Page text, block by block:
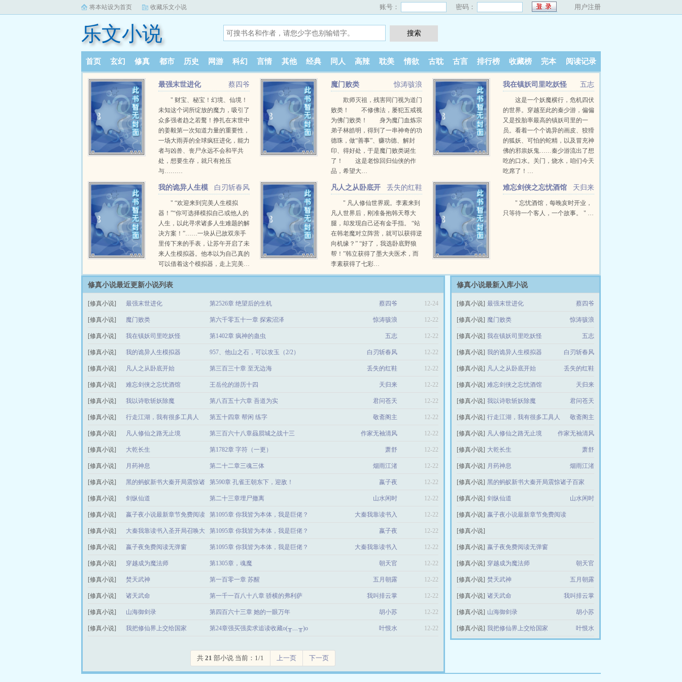
将本站设为首页 收藏乐文小说 账号： 密码： 用户注册
乐文小说
首页 玄幻 修真 都市 历史 网游 科幻 言情 其他 经典 同人 高辣 耽美 情欲 古耽 古言 排行榜 收藏榜 完本 阅读记录
蔡四爷
最强末世进化
" 财宝、秘宝！幻境、仙境！
未知这个词所绽放的魔力，吸引了
众多强者趋之若鹜！挣扎在末世中
的姜毅第一次知道力量的重要性，
一场大雨弄的全球疯狂进化，能力
者与凶兽、丧尸永远不会和平共
处，想要生存，就只有抢压
与………
惊涛骇浪
魔门败类
欺师灭祖，残害同门视为道门
败类！ 不修佛法，屡犯五戒视
为佛门败类！ 身为魔门血炼宗
弟子林皓明，得到了一串神奇的功
德珠，做“善事”、赚功德、解封
印、得好处，于是魔门败类诞生
了！ 这是老惊回归仙侠的作
品，希望大…
五志
我在镇妖司里吃妖怪
这是一个妖魔横行，危机四伏
的世界。穿越至此的秦少游，偏偏
又是投胎率最高的镇妖司里的一
员。看着一个个诡异的画皮、狡猾
的狐妖、可怕的蛇精，以及冒充神
佛的邪祟妖鬼……秦少游流出了想
吃的口水。关门，烧水，咱们今天
吃席了！…
白刃斩春风
我的诡异人生模
拟器" “欢迎来到完美人生模拟
器！”“你可选择模拟自己或他人的
人生，以此寻求诸多人生难题的解
决方案！”……一块从已故双亲手
里传下来的手表，让苏午开启了未
来人生模拟器。他本以为自己真的
可以借着这个模拟器，走上完美…
丢失的红鞋
凡人之从卧底开
" 凡人修仙世界观。李素来到
凡人世界后，刚准备抱韩天尊大
腿，却发现自己还有金手指。 “站
在韩老魔对立阵营，就可以获得逆
向机缘？” “好了，我选卧底野狼
帮！”韩立获得了墨大夫医术，而
李素获得了七彩…
天归来
难忘剑侠之忘忧酒馆
" 忘忧酒馆，每晚亥时开业，
只等待一个客人，一个故事。 " …
修真小说最近更新小说列表
[修真小说] 最强末世进化 第2526章 绝望后的生机 蔡四爷 12-24
[修真小说] 魔门败类 第六千零五十一章 探索沼泽 惊涛骇浪 12-22
[修真小说] 我在镇妖司里吃妖怪 第1402章 疯神的蛊虫 五志 12-22
[修真小说] 我的诡异人生模拟器 957、他山之石，可以攻玉（2/2） 白刃斩春风 12-22
[修真小说] 凡人之从卧底开始 第三百三十章 至无边海 丢失的红鞋 12-22
[修真小说] 难忘剑侠之忘忧酒馆 王岳伦的游历十四 天归来 12-22
[修真小说] 我以诗歌斩妖除魔 第八百五十六章 吾道为实 君问苍天 12-22
[修真小说] 行走江湖，我有很多工具人 第五十四章 帮闲 练字 敬斋阁主 12-22
[修真小说] 凡人修仙之路无止境 第三百六十八章赑屃城之战十三 作家无袖清风 12-22
[修真小说] 大乾长生 第1782章 字符（一更） 萧舒 12-22
[修真小说] 月药神息 第二十二章三魂三体 烟雨江渚 12-22
[修真小说] 黑的蚂蚁新书大秦开局震惊诸
子百家
第590章 孔雀王朝东下，迎敌！ 嬴子夜 12-22
[修真小说] 剑纵仙道 第二十三章埋尸撤离 山水闲时 12-22
[修真小说] 嬴子夜小说最新章节免费阅读 第1095章 你我皆为本体，我是巨佬？ 大秦我靠读书入
圣开局召唤大雪
龙骑
12-22
[修真小说] 大秦我靠读书入圣开局召唤大
雪龙骑小说全文免费阅读
第1095章 你我皆为本体，我是巨佬？ 嬴子夜 12-22
[修真小说] 嬴子夜免费阅读无弹窗 第1095章 你我皆为本体，我是巨佬？ 大秦我靠读书入
圣开局召唤大雪
龙骑
12-22
[修真小说] 穿越成为魔法师 第1305章，魂魔 朝天官 12-22
[修真小说] 焚天武神 第一百零一章 苏醒 五月朝露 12-22
[修真小说] 诸天武命 第一千一百八十八章 骄横的弗利萨 我叫排云掌 12-22
[修真小说] 山海御剑录 第四百六十三章 她的一眼万年 胡小苏 12-22
[修真小说] 我把修仙界上交给国家 第24章强买强卖求追读收藏o(╥﹏╥)o 叶恨水 12-22
共21 部小说 当前：1/1 上一页 下一页
修真小说最新入库小说
[修真小说] 最强末世进化 蔡四爷
[修真小说] 魔门败类 惊涛骇浪
[修真小说] 我在镇妖司里吃妖怪 五志
[修真小说] 我的诡异人生模拟器 白刃斩春风
[修真小说] 凡人之从卧底开始 丢失的红鞋
[修真小说] 难忘剑侠之忘忧酒馆 天归来
[修真小说] 我以诗歌斩妖除魔 君问苍天
[修真小说] 行走江湖，我有很多工具人 敬斋阁主
[修真小说] 凡人修仙之路无止境 作家无袖清风
[修真小说] 大乾长生 萧舒
[修真小说] 月药神息 烟雨江渚
[修真小说] 黑的蚂蚁新书大秦开局震惊诸子百家
嬴子夜
[修真小说] 剑纵仙道 山水闲时
[修真小说] 嬴子夜小说最新章节免费阅读
[修真小说]
大秦我靠读书入圣开局召唤大雪龙骑小说全文免费
阅读
嬴子夜
[修真小说] 嬴子夜免费阅读无弹窗
大秦我靠读书入圣开局召唤大雪龙骑
[修真小说] 穿越成为魔法师 朝天官
[修真小说] 焚天武神 五月朝露
[修真小说] 诸天武命 我叫排云掌
[修真小说] 山海御剑录 胡小苏
[修真小说] 我把修仙界上交给国家 叶恨水